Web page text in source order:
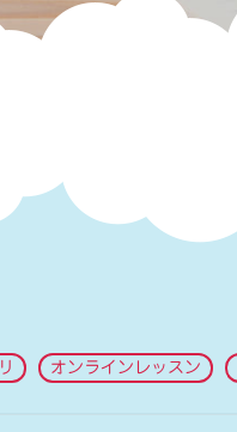
オンラインレッスン